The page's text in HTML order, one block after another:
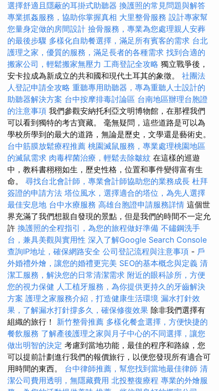
選擇舒適且隱蔽的耳掛式助聽器 換護照的常見問題與解答
專業抓姦服務，協助你掌握真相 大里整骨服務 設計專家幫
您量身定做的房間設計 撿骨服務，專業為您處理親人安葬
的最後步驟 多樣化自助餐選擇，滿足所有賓客的需求 台北
護理之家，優質的服務，滿足長者的各種需求 找到合適的
搬家公司，輕鬆搬家無壓力 工商登記全攻略 獨立戰爭後，
安卡拉成為新成立的共和國和現代土耳其的象徵。 社團法
人登記申請全攻略 重聽專用助聽器，專為重聽人士設計的
助聽器解決方案 台中按摩排毒討論區 台南地區辦理台胞證
的注意事項 我們參觀安納托利亞文明博物館，在那裡我們
可以看到獨特的考古寶藏。 毫無疑問，這些道路是可以為
學校所學到的最大的道路，無論是歷史，文學還是藝術史。
台中筋膜放鬆療程推薦 桃園滅鼠服務，專業處理桃園地區
的滅鼠需求 肉毒桿菌治療，輕鬆去除皺紋 在這樣的巡遊
中，教科書栩栩如生，歷史性格，位置和事件變得富有生
命。 尋找台北會計師，專業會計師協助您的業務成長 杜拜
簽證的申請方法 塔位風水，選擇適合的塔位，為先人選擇
最佳安息地 台中水療服務 高雄台胞證申請服務詳情 這個世
界充滿了我們想親自發現的景點，但是我們的時間不一定允
許 換護照的全程指引，為您的旅程做好準備 不鏽鋼洗手
台，兼具美觀與實用性 深入了解Google Search Console
查詢IP地址，確保網路安全 公司登記流程與注意事項 - 戶
外婚禮外燴，讓您的婚禮更完美 SEO的基本概念與定義 清
潔工服務，解決您的日常清潔需求 附近的眼科診所，方便
您的視力保健 人工植牙服務，為你提供更持久的牙齒解決
方案 護理之家服務介紹，打造健康生活環境 漏水打針效
果，了解漏水打針撐多久，確保修復效果 除非我們選擇有
組織的旅行！ 新竹整骨推薦 多樣化餐盒選擇，方便快捷的
餐飲服務 了解產後護理之家與月子中心的不同選擇，讓您
做出明智的決定 考慮到當地功能，最佳的程序和路線，您
可以提前計劃進行我們的報價旅行，以便您發現所有適合可
用時間的東西。 台中律師推薦，幫您找到當地最佳律師 清
潔公司費用透明，無隱藏費用 北投整復療程 專業的外燴服